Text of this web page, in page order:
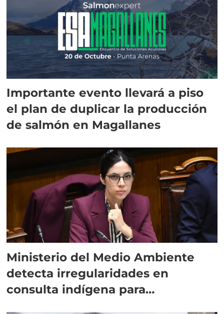
Importante evento llevará a piso
el plan de duplicar la producción
de salmón en Magallanes
Ministerio del Medio Ambiente
detecta irregularidades en
consulta indígena para